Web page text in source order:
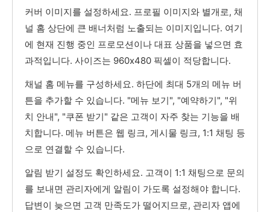
커버 이미지를 설정하세요. 프로필 이미지와 별개로, 채
널 홈 상단에 큰 배너처럼 노출되는 이미지입니다. 여기
에 현재 진행 중인 프로모션이나 대표 상품을 넣으면 효
과적입니다. 사이즈는 960x480 픽셀이 적당합니다.
채널 홈 메뉴를 구성하세요. 하단에 최대 5개의 메뉴 버
튼을 추가할 수 있습니다. "메뉴 보기", "예약하기", "위
치 안내", "쿠폰 받기" 같은 고객이 자주 찾는 기능을 배
치합니다. 메뉴 버튼은 웹 링크, 게시물 링크, 1:1 채팅 등
으로 연결할 수 있습니다.
알림 받기 설정도 확인하세요. 고객이 1:1 채팅으로 문의
를 보내면 관리자에게 알림이 가도록 설정해야 합니다.
답변이 늦으면 고객 만족도가 떨어지므로, 관리자 앱에